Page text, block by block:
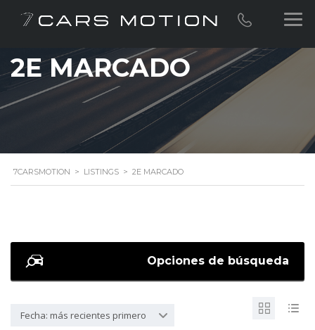
2E MARCADO
7CARSMOTION > LISTINGS > 2E MARCADO
Opciones de búsqueda
Fecha: más recientes primero